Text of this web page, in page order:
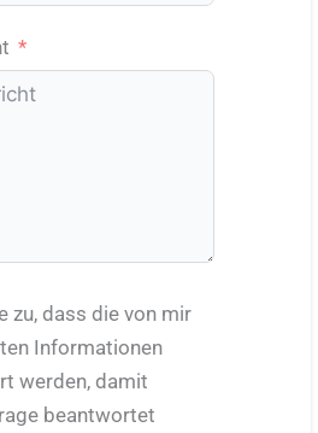
zu, dass die von mir
Informationen
werden, damit
beantwortet